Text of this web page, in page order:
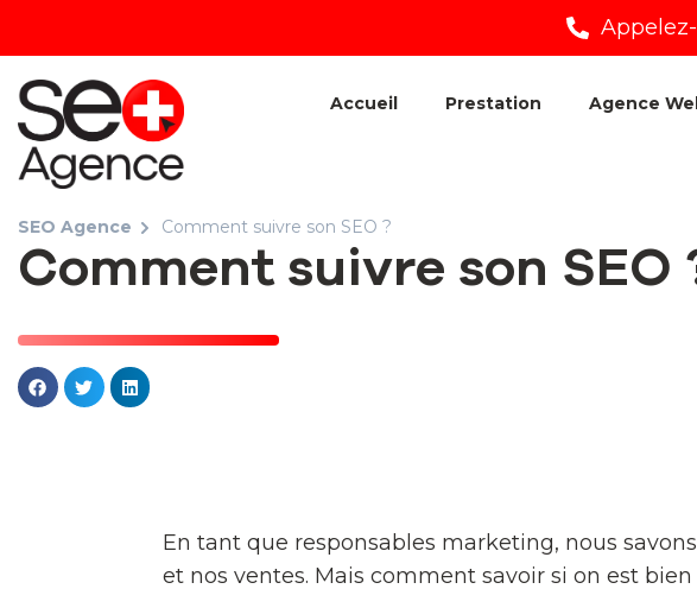
Accueil Prestation Agence
SEO Agence Comment suivre son SEO ?
Comment suivre son SEO
En tant que responsables marketing, nous
et nos ventes. Mais comment savoir si on est